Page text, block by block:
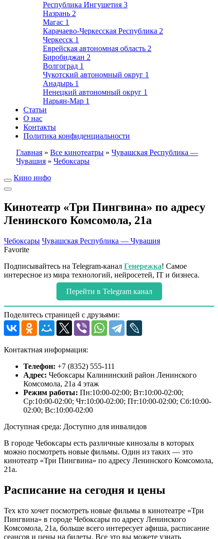
Республика Ингушетия 3
Назрань 2
Магас 1
Карачаево-Черкесская Республика 2
Черкесск 1
Еврейская автономная область 2
Биробиджан 2
Волгоград 1
Чукотский автономный округ 1
Анадырь 1
Ненецкий автономный округ 1
Нарьян-Мар 1
Статьи
О нас
Контакты
Политика конфиденциальности
Главная » Все кинотеатры » Чувашская Республика —
Чувашия » Чебоксары
Кино инфо
Кинотеатр «Три Пингвина» по адресу
Ленинского Комсомола, 21а
Чебоксары Чувашская Республика — Чувашия
Favorite
Подписывайтесь на Telegram-канал Генережка! Самое
интересное из мира технологий, нейросетей, IT и бизнеса.
Перейти в Telegram канал
Поделитесь страницей с друзьями:
Контактная информация:
Телефон: +7 (8352) 555-111
Адрес: Чебоксары Калининский район Ленинского
Комсомола, 21а 4 этаж
Режим работы: Пн:10:00-02:00; Вт:10:00-02:00;
Ср:10:00-02:00; Чт:10:00-02:00; Пт:10:00-02:00; Сб:10:00-
02:00; Вс:10:00-02:00
Доступная среда: Доступно для инвалидов
В городе Чебоксары есть различные кинозалы в которых
можно посмотреть новые фильмы. Один из таких — это
кинотеатр «Три Пингвина» по адресу Ленинского Комсомола,
21а.
Расписание на сегодня и цены
Тех кто хочет посмотреть новые фильмы в кинотеатре «Три
Пингвина» в городе Чебоксары по адресу Ленинского
Комсомола, 21а, больше всего интересует афиша, расписание
сеансов и цены на билеты. Все это вы можете узнать